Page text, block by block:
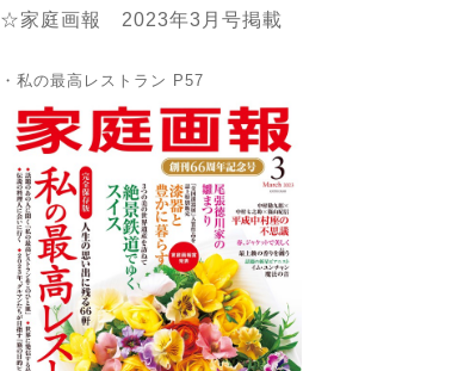
☆家庭画報 2023年3月号掲載
・私の最高レストラン P57